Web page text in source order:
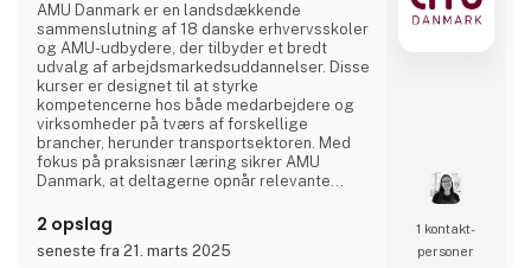
AMU Danmark er en landsdækkende
sammenslutning af 18 danske erhvervsskoler
og AMU-udbydere, der tilbyder et bredt
udvalg af arbejdsmarkedsuddannelser. Disse
kurser er designet til at styrke
kompetencerne hos både medarbejdere og
virksomheder på tværs af forskellige
brancher, herunder transportsektoren. Med
fokus på praksisnær læring sikrer AMU
Danmark, at deltagerne opnår relevante
aktuelle behov. Gennem et landsdækkende
netværk af uddannelsesinstitutioner arbejder
AMU Danmark målrettet på at fremme
2 opslag
seneste fra 21. marts 2025
1 kontakt­
personer